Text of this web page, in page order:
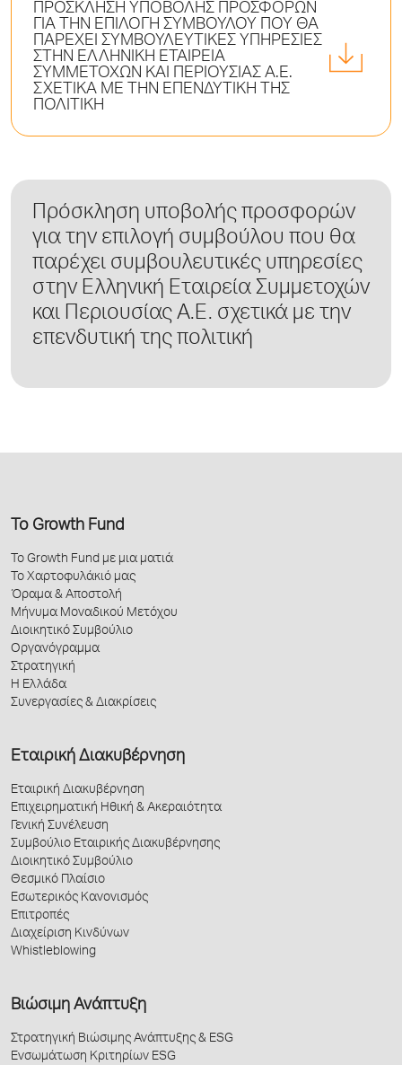
ΠΡΟΣΚΛΗΣΗ ΥΠΟΒΟΛΗΣ ΠΡΟΣΦΟΡΩΝ
ΓΙΑ ΤΗΝ ΕΠΙΛΟΓΗ ΣΥΜΒΟΥΛΟΥ ΠΟΥ ΘΑ
ΠΑΡΕΧΕΙ ΣΥΜΒΟΥΛΕΥΤΙΚΕΣ ΥΠΗΡΕΣΙΕΣ
ΣΤΗΝ ΕΛΛΗΝΙΚΗ ΕΤΑΙΡΕΙA
ΣΥΜΜΕΤΟΧΩΝ ΚΑΙ ΠΕΡΙΟΥΣΙΑΣ A.E.
ΣΧΕΤΙΚΑ ΜΕ ΤΗΝ ΕΠΕΝΔΥΤΙΚΗ ΤΗΣ
ΠΟΛΙΤΙΚΗ
Πρόσκληση υποβολής προσφορών
για την επιλογή συμβούλου που θα
παρέχει συμβουλευτικές υπηρεσίες
στην Ελληνική Εταιρεία Συμμετοχών
και Περιουσίας Α.Ε. σχετικά με την
επενδυτική της πολιτική
Το Growth Fund
Το Growth Fund με μια ματιά
Το Χαρτοφυλάκιό μας
Όραμα & Αποστολή
Μήνυμα Μοναδικού Μετόχου
Διοικητικό Συμβούλιο
Οργανόγραμμα
Στρατηγική
Η Ελλάδα
Συνεργασίες & Διακρίσεις
Εταιρική Διακυβέρνηση
Εταιρική Διακυβέρνηση
Επιχειρηματική Ηθική & Ακεραιότητα
Γενική Συνέλευση
Συμβούλιο Εταιρικής Διακυβέρνησης
Διοικητικό Συμβούλιο
Θεσμικό Πλαίσιο
Εσωτερικός Κανονισμός
Επιτροπές
Διαχείριση Κινδύνων
Whistleblowing
Βιώσιμη Ανάπτυξη
Στρατηγική Βιώσιμης Ανάπτυξης & ESG
Ενσωμάτωση Κριτηρίων ESG